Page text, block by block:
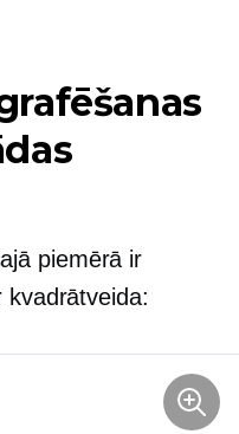
piemērā ir
kvadrātveida: